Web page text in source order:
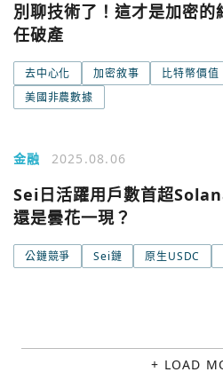
別聊技術了！這才是加密
任破產
去中心化 加密敘事 比特幣價值
美國非農數據
金融 2025.08.06
Sei日活躍用戶數首超
還是曇花一現？
公鏈競爭 Sei鏈 原生USDC
+ LOAD